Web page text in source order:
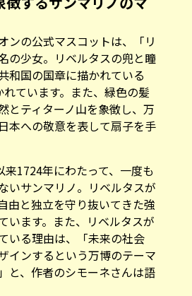
ンの公式マスコットは、「リ
の少女。リベルタスの兜と瞳
和国の国章に描かれている
ています。また、緑色の髪
とティターノ山を象徴し、万
本への敬意を表して扇子を手
1724年にわたって、一度も
由と独立を守り抜いてきた強
います。また、リベルタスが
いる理由は、「未来の社会
インするという万博のテーマ
と、作者のシモーネさんは語